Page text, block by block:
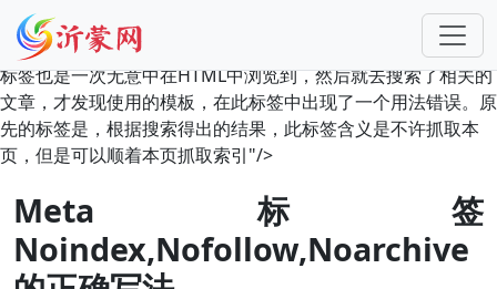
标签也是一次无意中在HTML中浏览到，然后就去搜索了相关的
文章，才发现使用的模板，在此标签中出现了一个用法错误。原
先的标签是 ，根据搜索得出的结果，此标签含义是不许抓取本
页，但是可以顺着本页抓取索引"/>
Meta标签
Noindex,Nofollow,Noarchive